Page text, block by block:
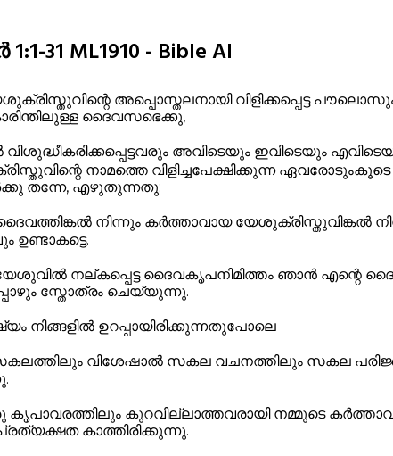
31 ML1910 - Bible AI
അപ്പൊസ്തലനായി വിളിക്കപ്പെട്ട
ദൈവസഭെക്കു,
അവിടെയും ഇവിടെയും
നാമത്തെ വിളിച്ചപേക്ഷിക്കുന്ന ഏവരോടുംകൂടെ
തന്നേ, എഴുതുന്നതു;
നിന്നും കർത്താവായ യേശുക്രിസ്തുവിങ്കൽ
നല്കപ്പെട്ട ദൈവകൃപനിമിത്തം ഞാൻ എന്റെ
സ്തോത്രം ചെയ്യുന്നു.
നിങ്ങളിൽ ഉറപ്പായിരിക്കുന്നതുപോലെ
വിശേഷാൽ സകല വചനത്തിലും സകല
കൃപാവരത്തിലും കുറവില്ലാത്തവരായി നമ്മുടെ
കാത്തിരിക്കുന്നു.